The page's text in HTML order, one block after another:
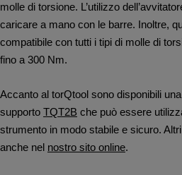
molle di torsione. L’utilizzo
caricare a mano con le barre. Inoltre,
compatibile con tutti i tipi di molle di
fino a 300 Nm.
Accanto al torQtool sono disponibili
supporto TQT2B che può essere
strumento in modo stabile e sicuro.
anche nel nostro sito online.